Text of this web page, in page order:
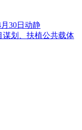
30日动静
谋划、扶植公共载体